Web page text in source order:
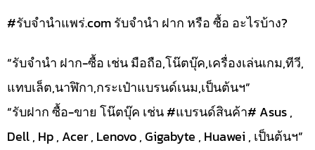
#รับจํานําแพร่.com รับจำนำ ฝาก หรือ ซื้อ อะไรบ้าง?
“รับจำนำ ฝาก-ซื้อ เช่น มือถือ,โน๊ตบุ๊ค,เครื่องเล่นเกม,ทีวี,
แทบเล็ต,นาฬิกา,กระเป๋าแบรนด์เนม,เป็นต้นฯ”
“รับฝาก ซื้อ-ขาย โน๊ตบุ๊ค เช่น #แบรนด์สินค้า# Asus ,
Dell , Hp , Acer , Lenovo , Gigabyte , Huawei , เป็นต้นฯ”